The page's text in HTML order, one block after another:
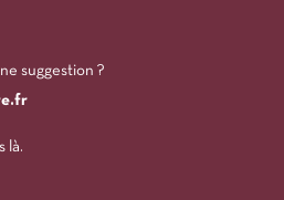
suggestion ?
là.